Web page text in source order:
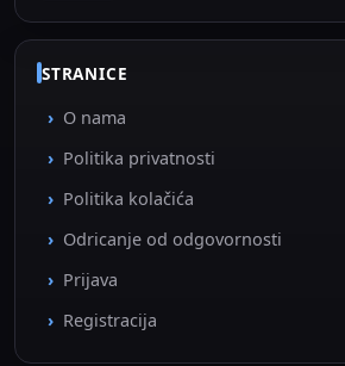
STRANICE
O nama
Politika privatnosti
Politika kolačića
Odricanje od odgovornosti
Prijava
Registracija